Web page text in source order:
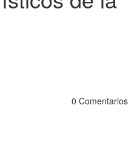
0 Comentarios